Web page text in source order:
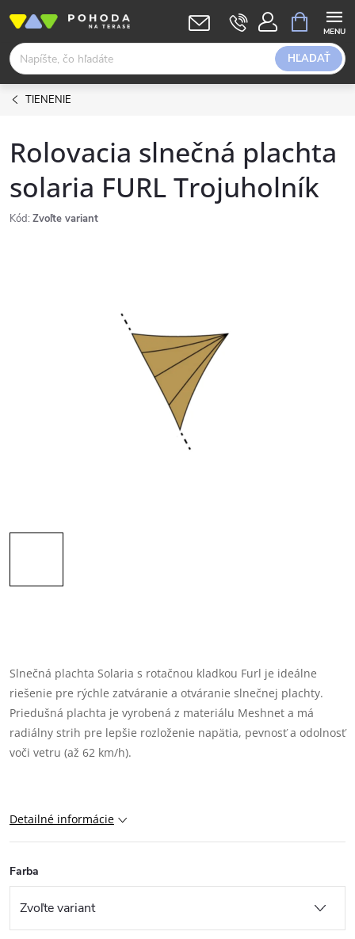
obsah
HĽADAŤ
KOŠÍK
TIENENIE
Rolovacia slnečná plachta
solaria FURL Trojuholník
Kód: Zvoľte variant
Slnečná plachta Solaria s rotačnou kladkou Furl je ideálne
riešenie pre rýchle zatváranie a otváranie slnečnej plachty.
Priedušná plachta je vyrobená z materiálu Meshnet a má
radiálny strih pre lepšie rozloženie napätia, pevnosť a odolnosť
voči vetru (až 62 km/h).
Detailné informácie
Farba